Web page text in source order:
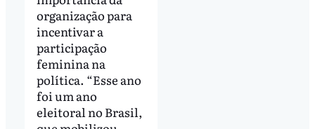
organização para
incentivar a
participação
feminina na
política. “Esse ano
foi um ano
eleitoral no Brasil,